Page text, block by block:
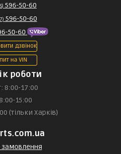
596-50-60
596-50-60
50-60
дзвінок
на VIN
роботи
8:00-17:00
15:00
(тільки Харків)
замовлення